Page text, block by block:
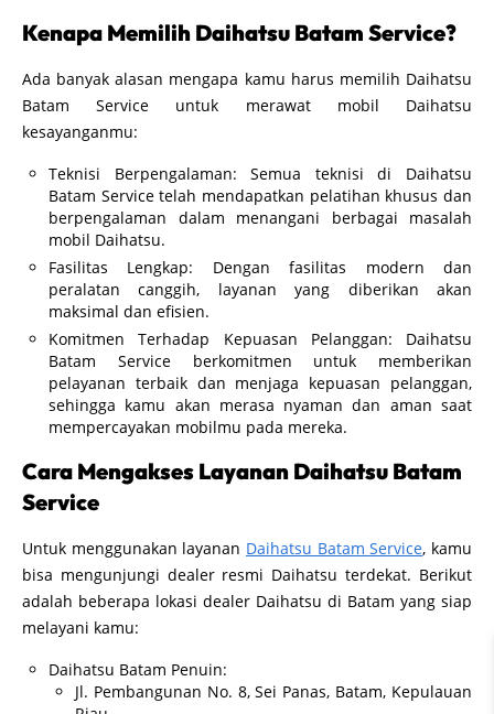
Kenapa Memilih Daihatsu Batam Service?
Ada banyak alasan mengapa kamu harus memilih Daihatsu
Batam Service untuk merawat mobil Daihatsu
kesayanganmu:
Teknisi Berpengalaman: Semua teknisi di Daihatsu
Batam Service telah mendapatkan pelatihan khusus dan
berpengalaman dalam menangani berbagai masalah
mobil Daihatsu.
Fasilitas Lengkap: Dengan fasilitas modern dan
peralatan canggih, layanan yang diberikan akan
maksimal dan efisien.
Komitmen Terhadap Kepuasan Pelanggan: Daihatsu
Batam Service berkomitmen untuk memberikan
pelayanan terbaik dan menjaga kepuasan pelanggan,
sehingga kamu akan merasa nyaman dan aman saat
mempercayakan mobilmu pada mereka.
Cara Mengakses Layanan Daihatsu Batam
Service
Untuk menggunakan layanan Daihatsu Batam Service, kamu
bisa mengunjungi dealer resmi Daihatsu terdekat. Berikut
adalah beberapa lokasi dealer Daihatsu di Batam yang siap
melayani kamu:
Daihatsu Batam Penuin:
Jl. Pembangunan No. 8, Sei Panas, Batam, Kepulauan